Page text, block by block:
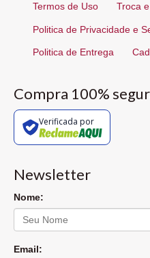
Termos de Uso Troca
Politica de Privacidade e
Politica de Entrega
Compra 100%
Verificada por
Newsletter
Nome:
Email: